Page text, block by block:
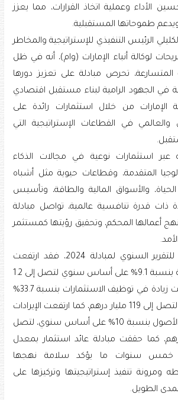
الأداء وعملية اتخاذ القرارات، مما يعزز
طموحاتها المستقبلية.
الرئيس التنفيذي للإستراتيجية والمخاطر
لوكالة أنباء الإمارات (وام)، أنه في ظل
المتسارعة، تحرص مبادلة على تعزيز دورها
في الجهود الرامية لبناء مستقبل اقتصادي
الإمارات من خلال استثمارات رائدة على
والعالمي في القطاعات الإستراتيجية التي
عبر استثمارات نوعية في مجالات الذكاء
المتقدمة، وقطاعات حيوية مثل أشباه
والأسواق المالية والطاقة، وتأسيس
ذات قدرة تنافسية عالمية، تواصل مبادلة
أعمالها المحكم، وتحقيق رؤيتها كمستثمر
يشار إلى أنه وفقا للتقرير السنوي لمبادلة 2024، فقد ارتفعت
قيمة أصول الشركة بنسبة 9.1% على أساس سنوي لتصل إلى 1.2
تريليون درهم وحققت زيادة في توظيف الاستثمارات بنسبة 33.7%
على أساس سنوي لتصل إلى 119 مليار درهم، كما ارتفعت الإيرادات
من الاستثمار وبيع الأصول بنسبة 10% على أساس سنوي، لتصل
درهم، كما حققت مبادلة عائد استثمار بمعدل
خمس سنوات ما يؤكد سلامة نهجها
ومرونة تنفيذ إستراتيجيتها وتركيزها على
الطويل.